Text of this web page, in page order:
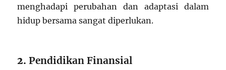
menghadapi perubahan dan adaptasi dalam
hidup bersama sangat diperlukan.
2.Pendidikan Finansial